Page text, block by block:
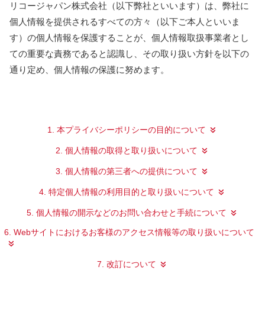
リコージャパン株式会社（以下弊社といいます）は、弊社に
個人情報を提供されるすべての方々（以下ご本人といいま
す）の個人情報を保護することが、個人情報取扱事業者とし
ての重要な責務であると認識し、その取り扱い方針を以下の
通り定め、個人情報の保護に努めます。
1. 本プライバシーポリシーの目的について
2. 個人情報の取得と取り扱いについて
3. 個人情報の第三者への提供について
4. 特定個人情報の利用目的と取り扱いについて
5. 個人情報の開示などのお問い合わせと手続について
6. Webサイトにおけるお客様のアクセス情報等の取り扱いについて
7. 改訂について